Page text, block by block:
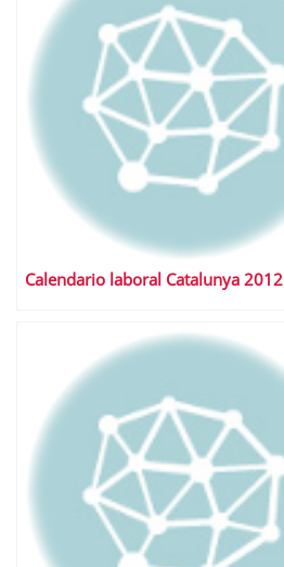
Calendario laboral Catalunya 2012